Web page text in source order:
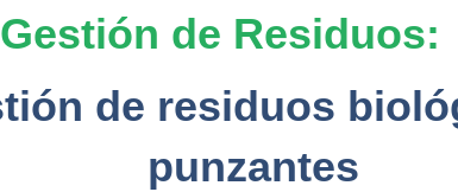
de Residuos:
de residuos
punzantes